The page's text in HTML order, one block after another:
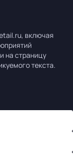
включая
на страницу
текста.